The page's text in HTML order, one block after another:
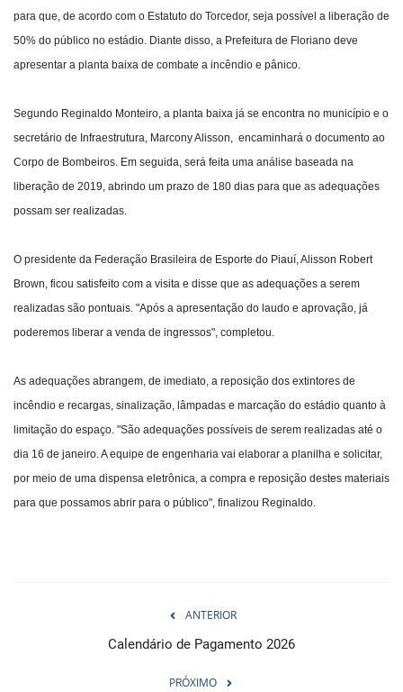
para que, de acordo com o Estatuto do Torcedor, seja possível a liberação de
50% do público no estádio. Diante disso, a Prefeitura de Floriano deve
apresentar a planta baixa de combate a incêndio e pânico.
Segundo Reginaldo Monteiro, a planta baixa já se encontra no município e o
secretário de Infraestrutura, Marcony Alisson, encaminhará o documento ao
Corpo de Bombeiros. Em seguida, será feita uma análise baseada na
liberação de 2019, abrindo um prazo de 180 dias para que as adequações
possam ser realizadas.
O presidente da Federação Brasileira de Esporte do Piauí, Alisson Robert
Brown, ficou satisfeito com a visita e disse que as adequações a serem
realizadas são pontuais. "Após a apresentação do laudo e aprovação, já
poderemos liberar a venda de ingressos", completou.
As adequações abrangem, de imediato, a reposição dos extintores de
incêndio e recargas, sinalização, lâmpadas e marcação do estádio quanto à
limitação do espaço. "São adequações possíveis de serem realizadas até o
dia 16 de janeiro. A equipe de engenharia vai elaborar a planilha e solicitar,
por meio de uma dispensa eletrônica, a compra e reposição destes materiais
para que possamos abrir para o público", finalizou Reginaldo.
ANTERIOR
Calendário de Pagamento 2026
PRÓXIMO